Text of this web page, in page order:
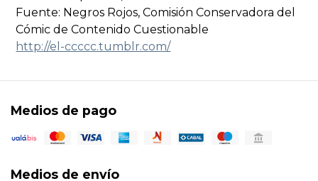
Fuente: Negros Rojos, Comisión Conservadora del
Cómic de Contenido Cuestionable
http://el-ccccc.tumblr.com/
Medios de pago
Medios de envío